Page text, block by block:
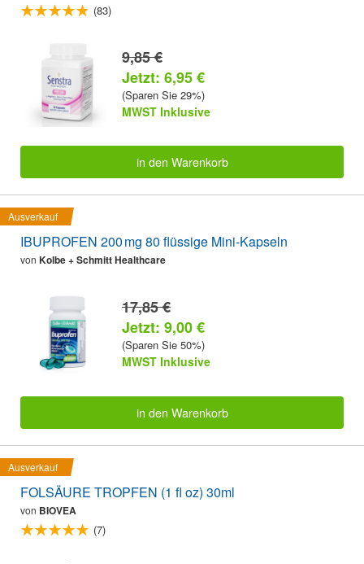
(83)
9,85 €
Jetzt: 6,95 €
(Sparen Sie 29%)
MWST Inklusive
in den Warenkorb
Ausverkauf
IBUPROFEN 200 mg 80 flüssige Mini-Kapseln
von Kolbe + Schmitt Healthcare
17,85 €
Jetzt: 9,00 €
(Sparen Sie 50%)
MWST Inklusive
in den Warenkorb
Ausverkauf
FOLSÄURE TROPFEN (1 fl oz) 30ml
von BIOVEA
(7)